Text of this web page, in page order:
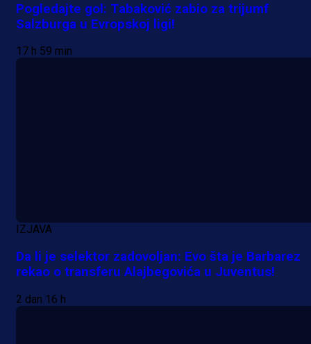
Premijer liga BiH
Grbavica se prisjetila Izeta
Pogledajte gol: Tabaković zabio za trijumf
Salzburga u Evropskoj ligi!
17 h 59 min
IZJAVA
Da li je selektor zadovoljan: Evo šta je Barbarez
rekao o transferu Alajbegovića u Juventus!
2 dan 16 h